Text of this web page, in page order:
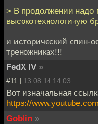
> В продолжении надо
высокотехнологичую
и исторический спин-
треножниках!!!
FedX IV »
#11 | 13.08.14 14:03
Вот изначальная
https://
Goblin »